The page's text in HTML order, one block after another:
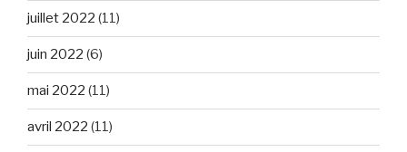
juillet 2022 (11)
juin 2022 (6)
mai 2022 (11)
avril 2022 (11)